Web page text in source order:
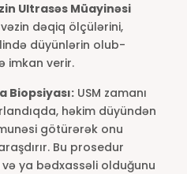
Ultrasəs Müayinəsi
dəqiq ölçülərini,
düyünlərin olub-
imkan verir.
Biopsiyası: USM zamanı
həkim düyündən
götürərək onu
Bu prosedur
ya bədxassəli olduğunu